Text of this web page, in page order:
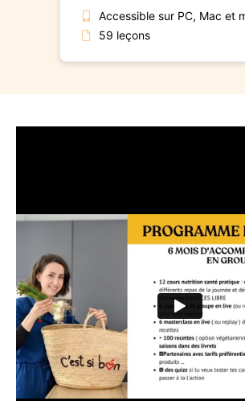
Accessible sur PC, Mac et
59 leçons